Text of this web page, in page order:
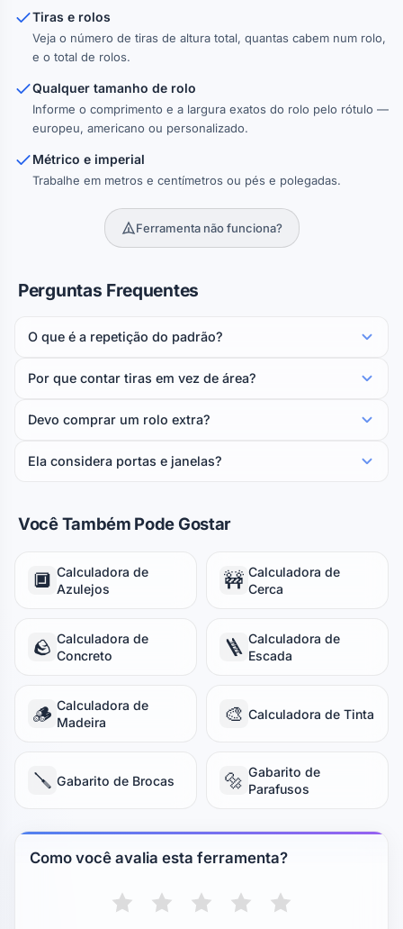
Tiras e rolos
Veja o número de tiras de altura total, quantas cabem num rolo,
e o total de rolos.
Qualquer tamanho de rolo
Informe o comprimento e a largura exatos do rolo pelo rótulo —
europeu, americano ou personalizado.
Métrico e imperial
Trabalhe em metros e centímetros ou pés e polegadas.
Ferramenta não funciona?
Perguntas Frequentes
O que é a repetição do padrão?
Por que contar tiras em vez de área?
Devo comprar um rolo extra?
Ela considera portas e janelas?
Você Também Pode Gostar
🔲 Calculadora de
Azulejos
🚧 Calculadora de
Cerca
🪨 Calculadora de
Concreto
🪜 Calculadora de
Escada
🪵 Calculadora de
Madeira
🎨 Calculadora de Tinta
🪛 Gabarito de Brocas 🔩 Gabarito de
Parafusos
Como você avalia esta ferramenta?